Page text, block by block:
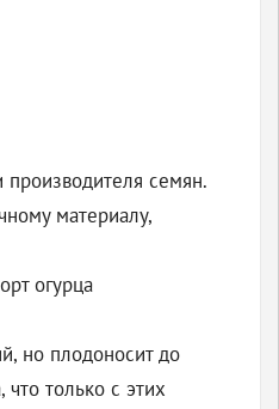
производителя семян.
материалу,
огурца
но плодоносит до
только с этих